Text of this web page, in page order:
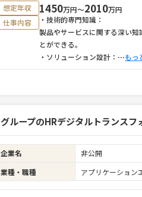
想定年収 1450万円〜2010万円
仕事内容
・技術的専門知識：
製品やサービスに関する深い
とができる。
・ソリューション設計： ⋯もっ
グループのHRデジタルトランス
企業名 非公開
業種・職種
アプリケーション